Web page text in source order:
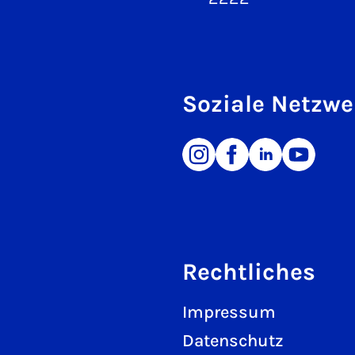
Soziale
Rechtliches
Impressum
Datenschutz